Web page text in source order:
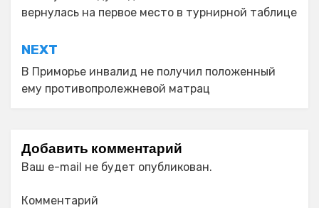
записям
вернулась на первое место в турнирной таблице
NEXT
В Приморье инвалид не получил положенный
ему противопролежневой матрац
Добавить комментарий
Ваш e-mail не будет опубликован.
Комментарий